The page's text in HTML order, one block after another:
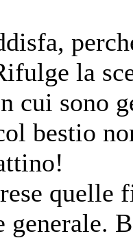
la
cui sono
bestio
quelle